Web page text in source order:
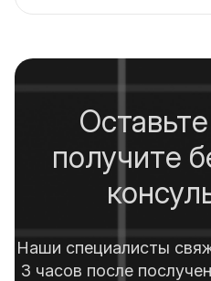
получите
Наши специалисты
3 часов после